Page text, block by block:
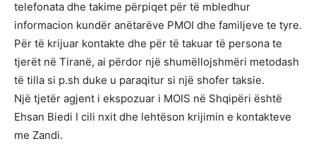
telefonata dhe takime përpiqet për të mbledhur
informacion kundër anëtarëve PMOI dhe familjeve te tyre.
Për të krijuar kontakte dhe për të takuar të persona te
tjerët në Tiranë, ai përdor një shumëllojshmëri metodash
të tilla si p.sh duke u paraqitur si një shofer taksie.
Një tjetër agjent i ekspozuar i MOIS në Shqipëri është
Ehsan Biedi I cili nxit dhe lehtëson krijimin e kontakteve
me Zandi.